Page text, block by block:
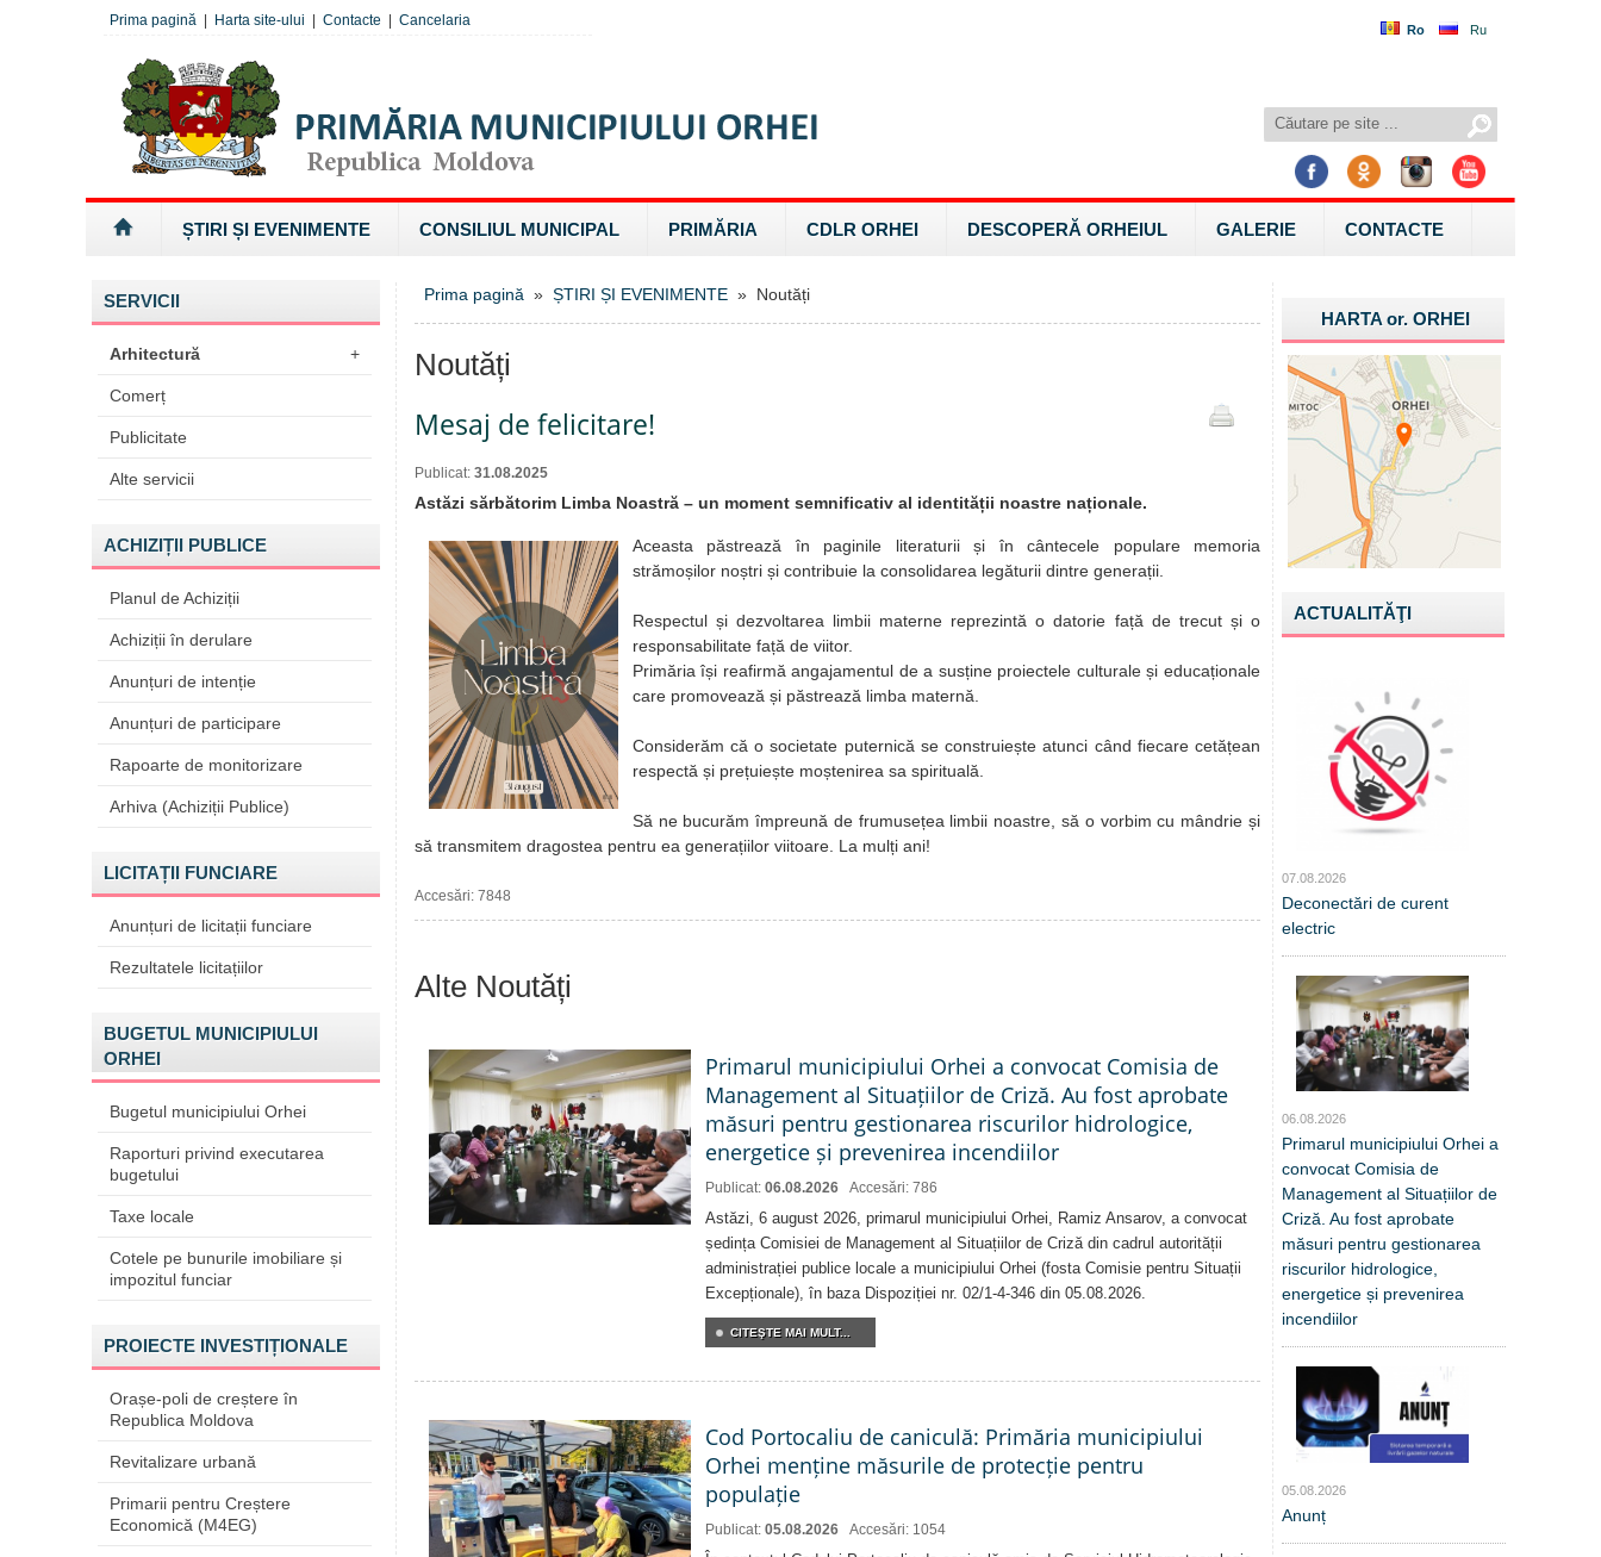
Ro Ru
Prima pagină Harta site-ului Contacte Cancelaria
ȘTIRI ȘI EVENIMENTE CONSILIUL MUNICIPAL PRIMĂRIA CDLR ORHEI DESCOPERĂ ORHEIUL GALERIE CONTACTE
SERVICII
Arhitectură +
Comerț
Publicitate
Alte servicii
ACHIZIȚII PUBLICE
Planul de Achiziții
Achiziții în derulare
Anunțuri de intenție
Anunțuri de participare
Rapoarte de monitorizare
Arhiva (Achiziții Publice)
LICITAȚII FUNCIARE
Anunțuri de licitații funciare
Rezultatele licitațiilor
BUGETUL MUNICIPIULUI
ORHEI
Bugetul municipiului Orhei
Raporturi privind executarea
bugetului
Taxe locale
Cotele pe bunurile imobiliare și
impozitul funciar
PROIECTE INVESTIȚIONALE
Orașe-poli de creștere în
Republica Moldova
Revitalizare urbană
Primarii pentru Creștere
Economică (M4EG)
Prima pagină » ȘTIRI ȘI EVENIMENTE » Noutăți
Noutăți
Mesaj de felicitare!
Publicat: 31.08.2025
Astăzi sărbătorim Limba Noastră – un moment semnificativ al identității noastre naționale.
Aceasta păstrează în paginile literaturii și în cântecele populare memoria
strămoșilor noștri și contribuie la consolidarea legăturii dintre generații.
Respectul și dezvoltarea limbii materne reprezintă o datorie față de trecut și o
responsabilitate față de viitor.
Primăria își reafirmă angajamentul de a susține proiectele culturale și educaționale
care promovează și păstrează limba maternă.
Considerăm că o societate puternică se construiește atunci când fiecare cetățean
respectă și prețuiește moștenirea sa spirituală.
Să ne bucurăm împreună de frumusețea limbii noastre, să o vorbim cu mândrie și
să transmitem dragostea pentru ea generațiilor viitoare. La mulți ani!
Accesări: 7848
Alte Noutăți
Primarul municipiului Orhei a convocat Comisia de
Management al Situațiilor de Criză. Au fost aprobate
măsuri pentru gestionarea riscurilor hidrologice,
energetice și prevenirea incendiilor
Publicat: 06.08.2026 Accesări: 786
Astăzi, 6 august 2026, primarul municipiului Orhei, Ramiz Ansarov, a convocat
ședința Comisiei de Management al Situațiilor de Criză din cadrul autorității
administrației publice locale a municipiului Orhei (fosta Comisie pentru Situații
Excepționale), în baza Dispoziției nr. 02/1-4-346 din 05.08.2026.
CITEŞTE MAI MULT...
Cod Portocaliu de caniculă: Primăria municipiului
Orhei menține măsurile de protecție pentru
populație
Publicat: 05.08.2026 Accesări: 1054
HARTA or.ORHEI
ACTUALITĂŢI
07.08.2026
Deconectări de curent
electric
06.08.2026
Primarul municipiului Orhei a
convocat Comisia de
Management al Situațiilor de
Criză. Au fost aprobate
măsuri pentru gestionarea
riscurilor hidrologice,
energetice și prevenirea
incendiilor
05.08.2026
Anunț